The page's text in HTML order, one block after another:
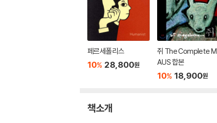
페르세폴리스
10% 28,800원
쥐 The Complete M
AUS 합본
10% 18,900원
책소개